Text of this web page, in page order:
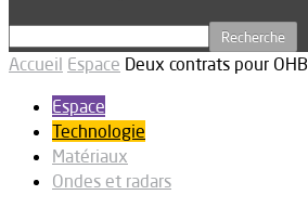
Accueil Espace Deux contrats pour OHB
Espace
Technologie
Matériaux
Ondes et radars